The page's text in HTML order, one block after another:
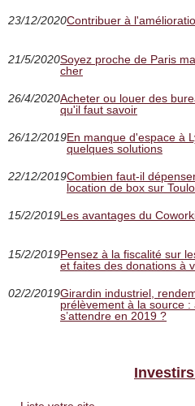
23/12/2020Contribuer à
21/5/2020Soyez proche de Paris
cher
26/4/2020Acheter ou louer des
qu'il faut savoir
26/12/2019En manque d'espace à
quelques solutions
22/12/2019Combien faut-il
location de box sur
15/2/2019Les avantages du
15/2/2019Pensez à la fiscalité sur
et faites des donations à
02/2/2019Girardin industriel,
prélèvement à la source :
s’attendre en 2019 ?